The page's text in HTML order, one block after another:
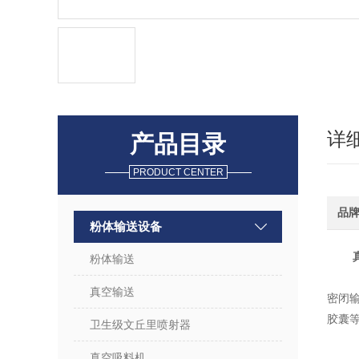
详
品牌
密闭
胶囊
产品目录
PRODUCT CENTER
粉体输送设备
粉体输送
真空输送
卫生级文丘里喷射器